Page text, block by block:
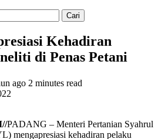
Kehadiran
di Penas Petani
ago 2 minutes read
PADANG – Menteri Pertanian Syahrul
mengapresiasi kehadiran pelaku